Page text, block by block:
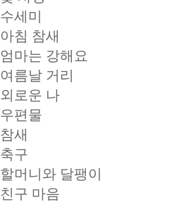
수세미
아침 참새
엄마는 강해요
여름날 거리
외로운 나
우편물
참새
축구
할머니와 달팽이
친구 마음